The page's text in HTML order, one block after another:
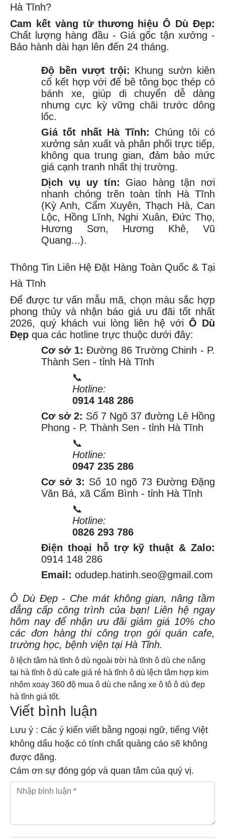
Hà Tĩnh?
Cam kết vàng từ thương hiệu Ô Dù Đẹp:
Chất lượng hàng đầu - Giá gốc tận xưởng -
Bảo hành dài hạn lên đến 24 tháng.
Độ bền vượt trội: Khung sườn kiên
cố kết hợp với đế bê tông bọc thép có
bánh xe, giúp di chuyển dễ dàng
nhưng cực kỳ vững chãi trước dông
lốc.
Giá tốt nhất Hà Tĩnh: Chúng tôi có
xưởng sản xuất và phân phối trực tiếp,
không qua trung gian, đảm bảo mức
giá cạnh tranh nhất thị trường.
Dịch vụ uy tín: Giao hàng tận nơi
nhanh chóng trên toàn tỉnh Hà Tĩnh
(Kỳ Anh, Cẩm Xuyên, Thạch Hà, Can
Lộc, Hồng Lĩnh, Nghi Xuân, Đức Thọ,
Hương Sơn, Hương Khê, Vũ
Quang...).
Thông Tin Liên Hệ Đặt Hàng Toàn Quốc & Tại
Hà Tĩnh
Để được tư vấn mẫu mã, chọn màu sắc hợp
phong thủy và nhận báo giá ưu đãi tốt nhất
2026, quý khách vui lòng liên hệ với Ô Dù
Đẹp qua các hotline trực thuộc dưới đây:
Cơ sở 1: Đường 86 Trường Chinh - P.
Thành Sen - tỉnh Hà Tĩnh
📞
Hotline:
0914 148 286
Cơ sở 2: Số 7 Ngõ 37 đường Lê Hồng
Phong - P. Thành Sen - tỉnh Hà Tĩnh
📞
Hotline:
0947 235 286
Cơ sở 3: Số 10 ngõ 73 Đường Đặng
Văn Bá, xã Cẩm Bình - tỉnh Hà Tĩnh
📞
Hotline:
0826 293 786
Điện thoại hỗ trợ kỹ thuật & Zalo:
0914 148 286
Email: odudep.hatinh.seo@gmail.com
Ô Dù Đẹp - Che mát không gian, nâng tầm
đẳng cấp công trình của bạn! Liên hệ ngay
hôm nay để nhận ưu đãi giảm giá 10% cho
các đơn hàng thi công trọn gói quán cafe,
trường học, bệnh viện tại Hà Tĩnh.
ô lệch tâm hà tĩnh ô dù ngoài trời hà tĩnh ô dù che nắng
tại hà tĩnh ô dù cafe giá rẻ hà tĩnh ô dù lệch tâm hợp kim
nhôm xoay 360 độ mua ô dù che nắng xe ô tô ô dù đẹp
hà tĩnh giá tốt.
Viết bình luận
Lưu ý : Các ý kiến viết bằng ngoại ngữ, tiếng Việt
không dấu hoặc có tính chất quảng cáo sẽ không
được đăng.
Cám ơn sự đóng góp và quan tâm của quý vị.